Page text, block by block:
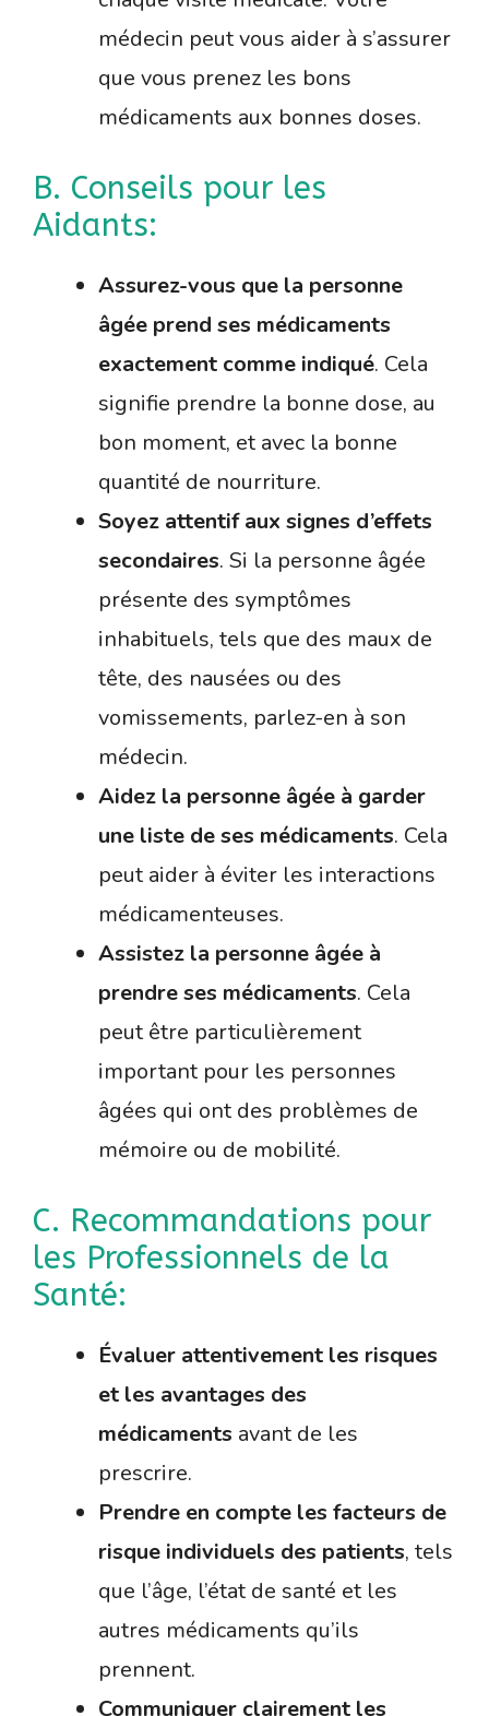
médecin peut vous aider à s’assurer
que vous prenez les bons
médicaments aux bonnes doses.
B. Conseils pour les
Aidants:
Assurez-vous que la personne
âgée prend ses médicaments
exactement comme indiqué. Cela
signifie prendre la bonne dose, au
bon moment, et avec la bonne
quantité de nourriture.
Soyez attentif aux signes d’effets
secondaires. Si la personne âgée
présente des symptômes
inhabituels, tels que des maux de
tête, des nausées ou des
vomissements, parlez-en à son
médecin.
Aidez la personne âgée à garder
une liste de ses médicaments. Cela
peut aider à éviter les interactions
médicamenteuses.
Assistez la personne âgée à
prendre ses médicaments. Cela
peut être particulièrement
important pour les personnes
âgées qui ont des problèmes de
mémoire ou de mobilité.
C. Recommandations pour
les Professionnels de la
Santé:
Évaluer attentivement les risques
et les avantages des
médicaments avant de les
prescrire.
Prendre en compte les facteurs de
risque individuels des patients, tels
que l’âge, l’état de santé et les
autres médicaments qu’ils
prennent.
Communiquer clairement les